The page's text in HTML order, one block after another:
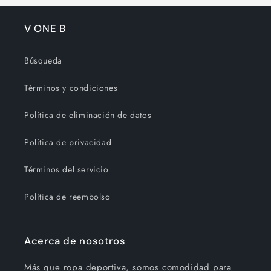
V ONE B
Búsqueda
Términos y condiciones
Política de eliminación de datos
Política de privacidad
Términos del servicio
Política de reembolso
Acerca de nosotros
Más que ropa deportiva, somos comodidad para